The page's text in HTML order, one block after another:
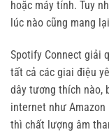
hoặc máy tính. Tuy
lúc nào cũng mang
Spotify Connect giải
tất cả các giai điệu
dây tương thích nào,
internet như Amazon
thì chất lượng âm